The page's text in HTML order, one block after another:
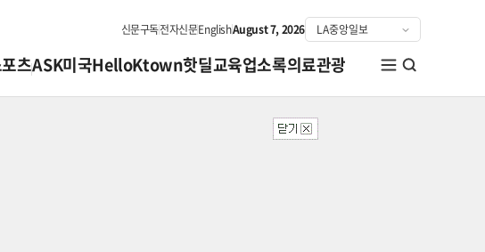
신문구독전자신문EnglishAugust 7, 2026
츠ASK미국HelloKtown핫딜교육업소록의료관광